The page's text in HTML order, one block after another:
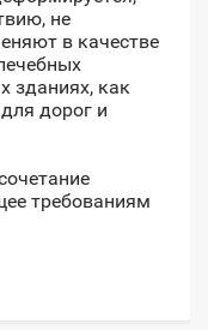
не
в качестве
зданиях, как
дорог и
требованиям